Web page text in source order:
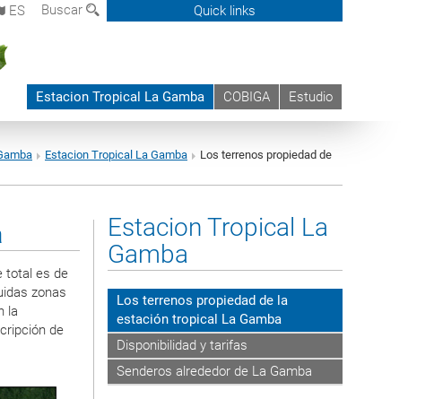
ES Buscar Quick links
Estacion Tropical La Gamba COBIGA Estudio
Estacion Tropical La Gamba
Los terrenos propiedad de
total es de
zonas
la
de
Estacion Tropical La
Gamba
Los terrenos propiedad de la
estación tropical La Gamba
Disponibilidad y tarifas
Senderos alrededor de La Gamba